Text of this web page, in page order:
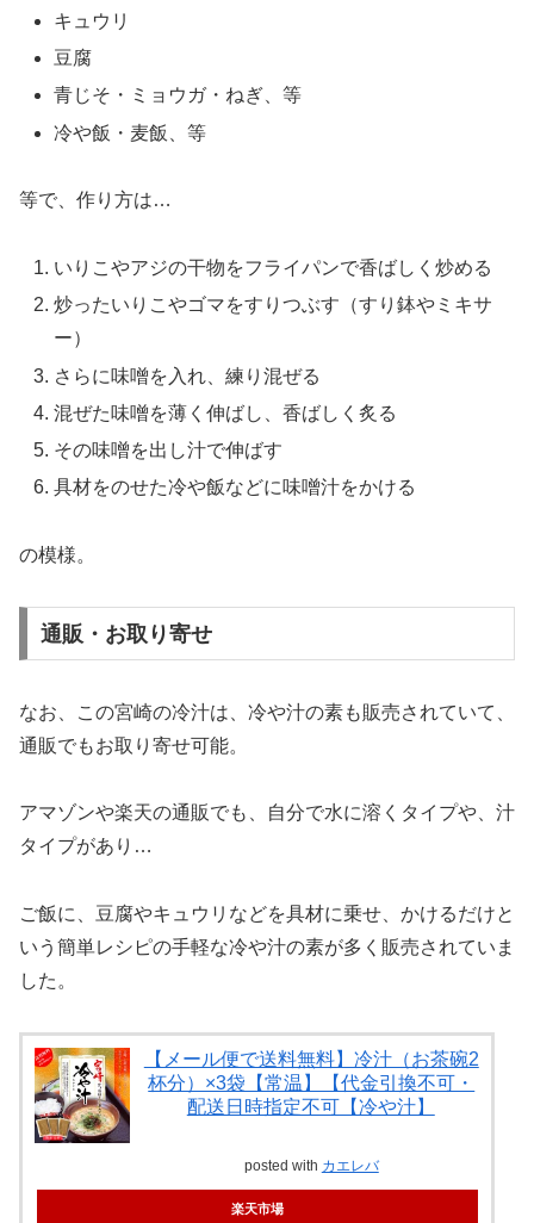
キュウリ
豆腐
青じそ・ミョウガ・ねぎ、等
冷や飯・麦飯、等
等で、作り方は…
いりこやアジの干物をフライパンで香ばしく炒める
炒ったいりこやゴマをすりつぶす（すり鉢やミキサ
ー）
さらに味噌を入れ、練り混ぜる
混ぜた味噌を薄く伸ばし、香ばしく炙る
その味噌を出し汁で伸ばす
具材をのせた冷や飯などに味噌汁をかける
の模様。
通販・お取り寄せ
なお、この宮崎の冷汁は、冷や汁の素も販売されていて、
通販でもお取り寄せ可能。
アマゾンや楽天の通販でも、自分で水に溶くタイプや、汁
タイプがあり…
ご飯に、豆腐やキュウリなどを具材に乗せ、かけるだけと
いう簡単レシピの手軽な冷や汁の素が多く販売されていま
した。
【メール便で送料無料】冷汁（お茶碗2
杯分）×3袋【常温】【代金引換不可・
配送日時指定不可【冷や汁】
posted with カエレバ
楽天市場